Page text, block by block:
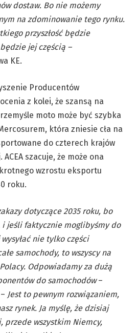
dostaw. Bo nie możemy
na zdominowanie tego rynku.
przyszłość będzie
jej częścią –
KE.
Producentów
z kolei, że szansą na
moto może być szybka
która zniesie cła na
do czterech krajów
szacuje, że może ona
wzrostu eksportu
roku.
dotyczące 2035 roku, bo
jeśli faktycznie moglibyśmy do
nie tylko części
samochody, to wszyscy na
Odpowiadamy za dużą
do samochodów–
Jest to pewnym rozwiązaniem,
rynek. Ja myślę, że dzisiaj
przede wszystkim Niemcy,